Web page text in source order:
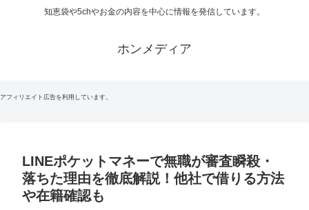
知恵袋や5chやお金の内容を中心に情報を発信しています。
ホンメディア
アフィリエイト広告を利用しています。
LINEポケットマネーで無職が審査瞬殺・
落ちた理由を徹底解説！他社で借りる方法
や在籍確認も